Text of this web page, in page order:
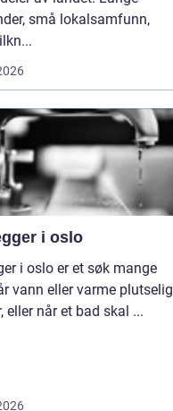
små lokalsamfunn,
i oslo
i oslo er et søk mange
vann eller varme plutselig
eller når et bad skal ...